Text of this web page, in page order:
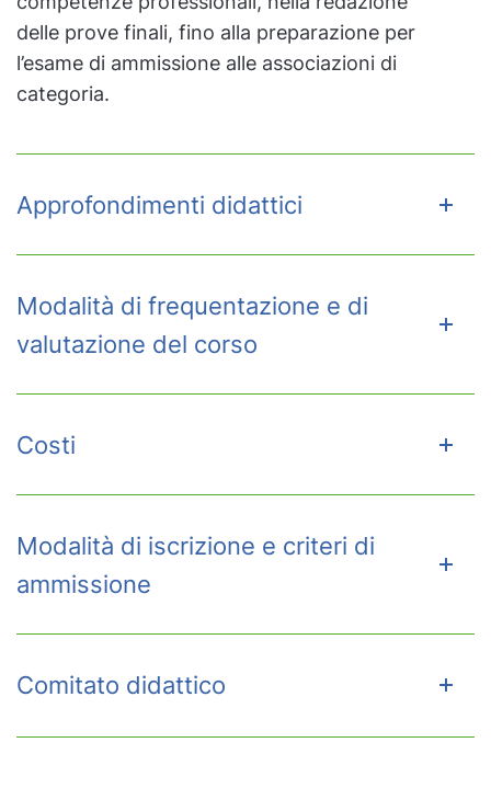
delle prove finali, fino alla preparazione per
l’esame di ammissione alle associazioni di
categoria.
Approfondimenti didattici
Modalità di frequentazione e di
valutazione del corso
Costi
Modalità di iscrizione e criteri di
ammissione
Comitato didattico